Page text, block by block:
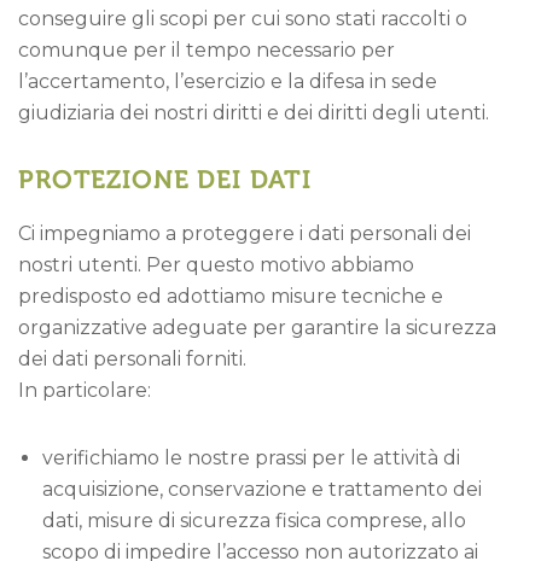
conseguire gli scopi per cui sono stati raccolti o
comunque per il tempo necessario per
l’accertamento, l’esercizio e la difesa in sede
giudiziaria dei nostri diritti e dei diritti degli utenti.
PROTEZIONE DEI DATI
Ci impegniamo a proteggere i dati personali dei
nostri utenti. Per questo motivo abbiamo
predisposto ed adottiamo misure tecniche e
organizzative adeguate per garantire la sicurezza
dei dati personali forniti.
In particolare:
verifichiamo le nostre prassi per le attività di
acquisizione, conservazione e trattamento dei
dati, misure di sicurezza fisica comprese, allo
scopo di impedire l’accesso non autorizzato ai